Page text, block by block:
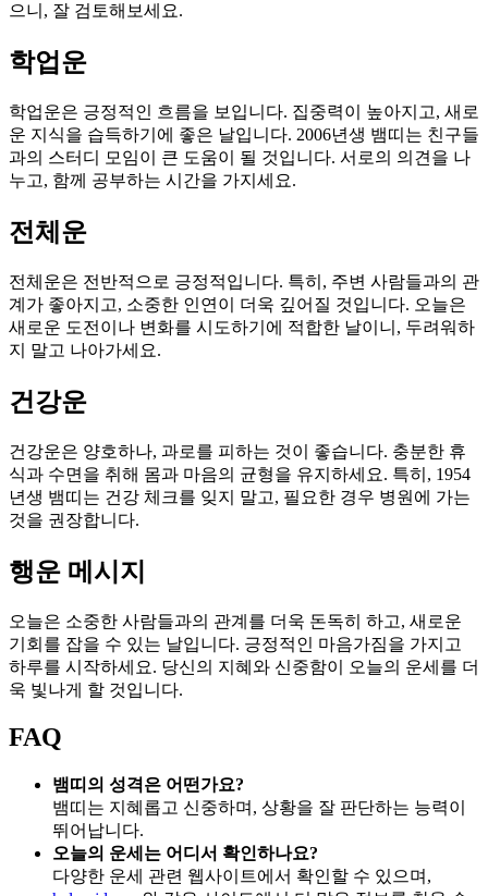
으니, 잘 검토해보세요.
학업운
학업운은 긍정적인 흐름을 보입니다. 집중력이 높아지고, 새로
운 지식을 습득하기에 좋은 날입니다. 2006년생 뱀띠는 친구들
과의 스터디 모임이 큰 도움이 될 것입니다. 서로의 의견을 나
누고, 함께 공부하는 시간을 가지세요.
전체운
전체운은 전반적으로 긍정적입니다. 특히, 주변 사람들과의 관
계가 좋아지고, 소중한 인연이 더욱 깊어질 것입니다. 오늘은
새로운 도전이나 변화를 시도하기에 적합한 날이니, 두려워하
지 말고 나아가세요.
건강운
건강운은 양호하나, 과로를 피하는 것이 좋습니다. 충분한 휴
식과 수면을 취해 몸과 마음의 균형을 유지하세요. 특히, 1954
년생 뱀띠는 건강 체크를 잊지 말고, 필요한 경우 병원에 가는
것을 권장합니다.
행운 메시지
오늘은 소중한 사람들과의 관계를 더욱 돈독히 하고, 새로운
기회를 잡을 수 있는 날입니다. 긍정적인 마음가짐을 가지고
하루를 시작하세요. 당신의 지혜와 신중함이 오늘의 운세를 더
욱 빛나게 할 것입니다.
FAQ
뱀띠의 성격은 어떤가요?
뱀띠는 지혜롭고 신중하며, 상황을 잘 판단하는 능력이
뛰어납니다.
오늘의 운세는 어디서 확인하나요?
다양한 운세 관련 웹사이트에서 확인할 수 있으며,